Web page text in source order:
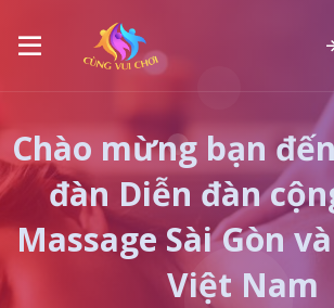
Chào mừng bạn
đàn Diễn đàn
Massage Sài Gòn
Việt Nam